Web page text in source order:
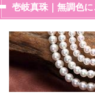
壱岐真珠｜無調色